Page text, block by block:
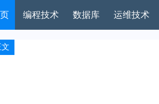
编程技术 数据库 运维技术
文